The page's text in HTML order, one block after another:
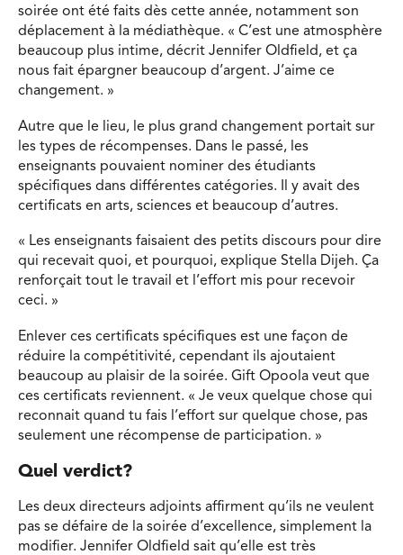
soirée ont été faits dès cette année, notamment son
déplacement à la médiathèque. « C’est une atmosphère
beaucoup plus intime, décrit Jennifer Oldfield, et ça
nous fait épargner beaucoup d’argent. J’aime ce
changement. »
Autre que le lieu, le plus grand changement portait sur
les types de récompenses. Dans le passé, les
enseignants pouvaient nominer des étudiants
spécifiques dans différentes catégories. Il y avait des
certificats en arts, sciences et beaucoup d’autres.
« Les enseignants faisaient des petits discours pour dire
qui recevait quoi, et pourquoi, explique Stella Dijeh. Ça
renforçait tout le travail et l’effort mis pour recevoir
ceci. »
Enlever ces certificats spécifiques est une façon de
réduire la compétitivité, cependant ils ajoutaient
beaucoup au plaisir de la soirée. Gift Opoola veut que
ces certificats reviennent. « Je veux quelque chose qui
reconnait quand tu fais l’effort sur quelque chose, pas
seulement une récompense de participation. »
Quel verdict?
Les deux directeurs adjoints affirment qu’ils ne veulent
pas se défaire de la soirée d’excellence, simplement la
modifier. Jennifer Oldfield sait qu’elle est très